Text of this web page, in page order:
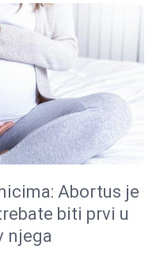
Abortus je
biti prvi u
njega